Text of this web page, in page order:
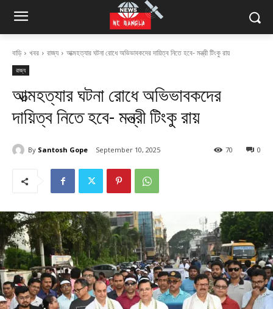
বাড়ি খবর রাজ্য আত্মহত্যার ঘটনা রোধে অভিভাবকদের দায়িত্ব নিতে হবে- মন্ত্রী টিংকু রায়
রাজ্য
আত্মহত্যার ঘটনা রোধে অভিভাবকদের
দায়িত্ব নিতে হবে- মন্ত্রী টিংকু রায়
By Santosh Gope September 10, 2025 0
70